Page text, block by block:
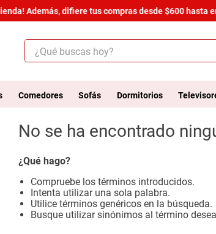
Además, difiere tus compras desde $600 hasta
¿Qué buscas hoy?
Comedores Sofás Dormitorios
No se ha encontrado
¿Qué hago?
Compruebe los términos introducidos.
Intenta utilizar una sola palabra.
Utilice términos genéricos en la búsqueda.
Busque utilizar sinónimos al término
1.
salas
3
cómoda estilo
4.
comedor
5.
zapatera
6.
armario lux
cama